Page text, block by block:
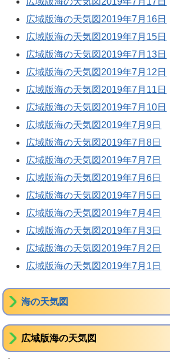
広域版海の天気図2019年7月16日
広域版海の天気図2019年7月15日
広域版海の天気図2019年7月13日
広域版海の天気図2019年7月12日
広域版海の天気図2019年7月11日
広域版海の天気図2019年7月10日
広域版海の天気図2019年7月9日
広域版海の天気図2019年7月8日
広域版海の天気図2019年7月7日
広域版海の天気図2019年7月6日
広域版海の天気図2019年7月5日
広域版海の天気図2019年7月4日
広域版海の天気図2019年7月3日
広域版海の天気図2019年7月2日
広域版海の天気図2019年7月1日
海の天気図
広域版海の天気図